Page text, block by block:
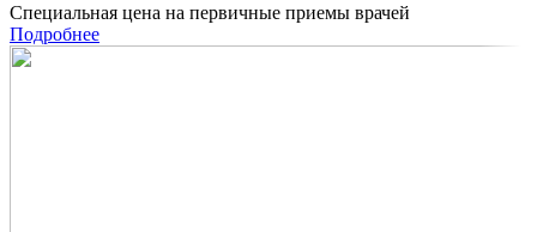
Специальная цена на первичные приемы врачей
Подробнее